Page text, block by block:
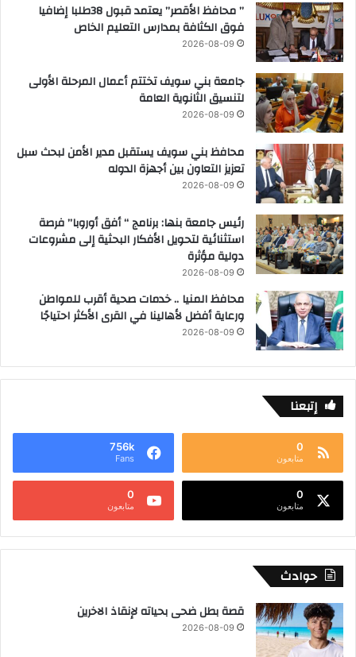
” محافظ الأقصر” يعتمد قبول 38طلبا إضافيا
فوق الكثافة بمدارس التعليم الخاص
2026-08-09
جامعة بني سويف تختتم أعمال المرحلة الأولى
لتنسيق الثانوية العامة
2026-08-09
محافظ بني سويف يستقبل مدير الأمن لبحث سبل
تعزيز التعاون بين أجهزة الدوله
2026-08-09
رئيس جامعة بنها: برنامج “ أفق أوروبا” فرصة
استثنائية لتحويل الأفكار البحثية إلى مشروعات
دولية مؤثرة
2026-08-09
محافظ المنيا .. خدمات صحية أقرب للمواطن
ورعاية أفضل لأهالينا في القرى الأكثر احتياجًا
2026-08-09
إتبعنا
0
متابعون
756k
Fans
0
متابعون
0
متابعون
حوادث
قصة بطل ضحى بحياته لإنقاذ الاخرين
2026-08-09